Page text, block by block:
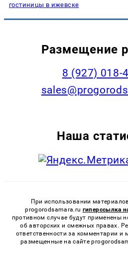
гостиницы в ижевске
Размещение
8 (927) 018-
Наша
При использовании
progorodsamara.ru гиперссылка
противном случае будут применены
об авторских и смежных правах.
ответственности за комментарии и
размещенные на сайте